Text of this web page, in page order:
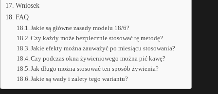
Wniosek
FAQ
Jakie są główne zasady modelu 18/6?
Czy każdy może bezpiecznie stosować tę metodę?
Jakie efekty można zauważyć po miesiącu stosowania?
Czy podczas okna żywieniowego można pić kawę?
Jak długo można stosować ten sposób żywienia?
Jakie są wady i zalety tego wariantu?